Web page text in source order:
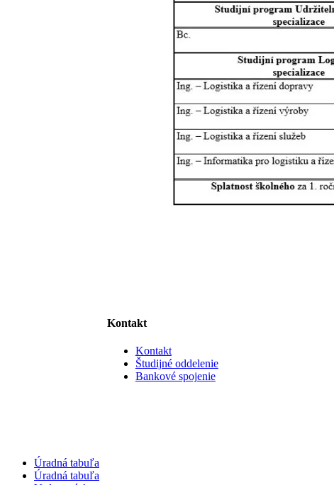
Kontakt
Kontakt
Študijné oddelenie
Bankové spojenie
Úradná tabuľa
Úradná tabuľa